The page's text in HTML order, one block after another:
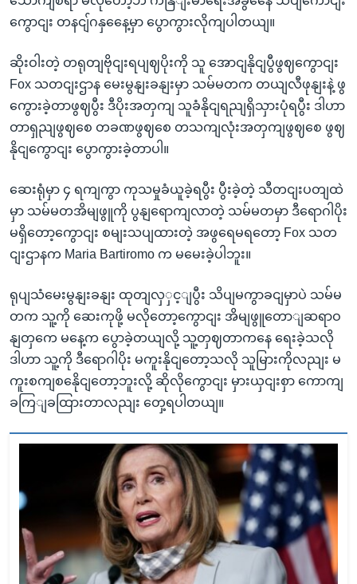
ကွောငျး တနငျ်ဂနှနေေ့မှာ ပွောကွားလိုကျပါတယျ။
ဆိုးဝါးတဲ့ တရုတျဗိုငျးရပျဈပိုးကို သူ အောငျနိုငျပွီဖွဈကွောငျး
Fox သတငျးဌာန မေးမွနျးခနျးမှာ သမ်မတက တယျလီဖုနျးနဲ့ ဖွ
ကွေားခဲ့တာဖွဈပွီး ဒီပိုးအတှကျ သူခံနိုငျရညျရှိသှားပုံရပွီး ဒါဟာ
တာရှညျဖွဈစေ တခဏဖွဈစေ တသကျလုံးအတှကျဖွဈစေ ဖွဈ
နိုငျကွောငျး ပွောကွားခဲ့တာပါ။
ဆေးရုံမှာ ၄ ရကျကွာ ကုသမှုခံယူခဲ့ရပွီး ပွီးခဲ့တဲ့ သီတငျးပတျထဲ
မှာ သမ်မတအိမျဖွူကို ပွနျရောကျလာတဲ့ သမ်မတမှာ ဒီရောဂါပိုး
မရှိတော့ကွောငျး စမျးသပျထားတဲ့ အဖွရေမရတော့ Fox သတ
ငျးဌာနက Maria Bartiromo က မမေးခဲ့ပါဘူး။
ရုပျသံမေးမွနျးခနျး ထုတျလှှင့ျပွီး သိပျမကွာခငျမှာပဲ သမ်မ
တက သူ့ကို ဆေးကုဖို့ မလိုတော့ကွောငျး အိမျဖွူတောျဆရာဝ
နျတှကေ မနေ့က ပွောခဲ့တယျလို့ သူ့တှဈတာကနေ ရေးခဲ့သလို
ဒါဟာ သူ့ကို ဒီရောဂါပိုး မကူးနိုငျတော့သလို သူမြားကိုလညျး မ
ကူးစကျစနေိုငျတော့ဘူးလို့ ဆိုလိုကွောငျး မှားယှငျးစှာ ကောကျ
ခကြျခထြားတာလညျး တှေ့ရပါတယျ။